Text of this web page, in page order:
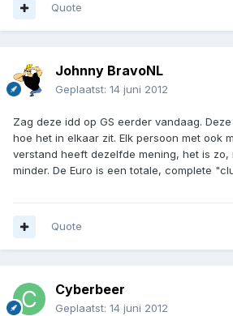
Quote
Johnny BravoNL
Geplaatst: 14 juni 2012
Zag deze idd op GS eerder vandaag.
hoe het in elkaar zit. Elk persoon met ook
verstand heeft dezelfde mening, het is zo,
minder. De Euro is een totale, complete
Quote
Cyberbeer
Geplaatst: 14 juni 2012